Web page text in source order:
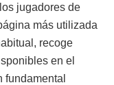
jugadores de
más utilizada
recoge
en el